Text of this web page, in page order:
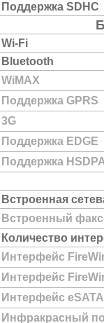
Поддержка SDHC
Wi-Fi
Bluetooth
WiMAX
Поддержка GPRS
3G
Поддержка EDGE
Поддержка
Встроенная
Встроенный
Количество
Интерфейс
Интерфейс
Интерфейс eSATA
Инфракрасный